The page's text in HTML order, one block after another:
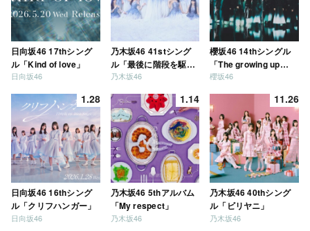
日向坂46 17thシング
ル「Kind of love」
日向坂46
乃木坂46 41stシング
ル「最後に階段を駆け
上がったのはいつ
乃木坂46
櫻坂46 14thシングル
「The growing up
train」
櫻坂46
1.28
日向坂46 16thシング
ル「クリフハンガー」
日向坂46
1.14
乃木坂46 5thアルバム
「My respect」
乃木坂46
11.26
乃木坂46 40thシング
ル「ビリヤニ」
乃木坂46